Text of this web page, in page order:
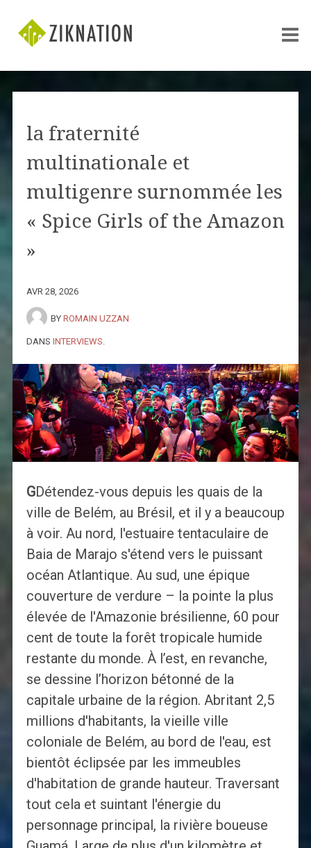
la fraternité
multinationale et
multigenre surnommée les
« Spice Girls of the Amazon
»
AVR 28, 2026
BY ROMAIN UZZAN
DANS INTERVIEWS
GDétendez-vous depuis les quais de la
ville de Belém, au Brésil, et il y a beaucoup
à voir. Au nord, l'estuaire tentaculaire de
Baia de Marajo s'étend vers le puissant
océan Atlantique. Au sud, une épique
couverture de verdure – la pointe la plus
élevée de l'Amazonie brésilienne, 60 pour
cent de toute la forêt tropicale humide
restante du monde. À l’est, en revanche,
se dessine l’horizon bétonné de la
capitale urbaine de la région. Abritant 2,5
millions d'habitants, la vieille ville
coloniale de Belém, au bord de l'eau, est
bientôt éclipsée par les immeubles
d'habitation de grande hauteur. Traversant
tout cela et suintant l'énergie du
personnage principal, la rivière boueuse